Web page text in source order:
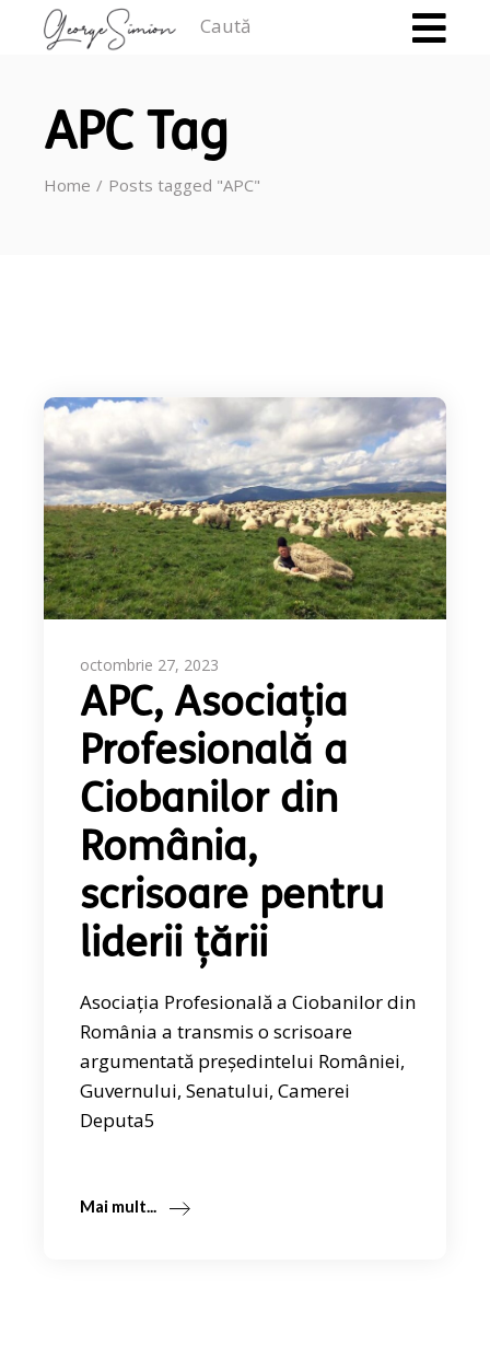
APC Tag
Home Posts tagged "APC"
octombrie 27, 2023
APC, Asociația
Profesională a
Ciobanilor din
România,
scrisoare pentru
liderii țării
Asociația Profesională a Ciobanilor din
România a transmis o scrisoare
argumentată președintelui României,
Guvernului, Senatului, Camerei
Deputa5
Mai mult...